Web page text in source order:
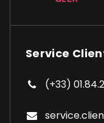
Service
(+33)